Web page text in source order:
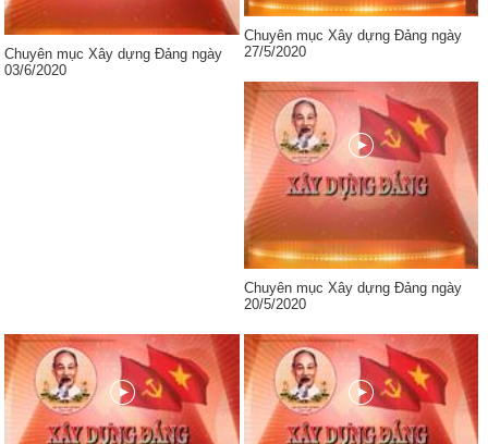
Chuyên mục Xây dựng Đảng ngày
03/6/2020
Chuyên mục Xây dựng Đảng ngày
27/5/2020
Chuyên mục Xây dựng Đảng ngày
20/5/2020